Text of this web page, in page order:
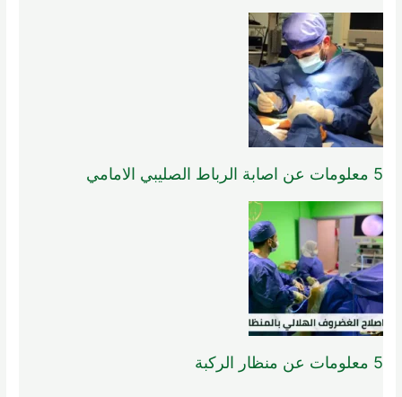
5 معلومات عن اصابة الرباط الصليبي الامامي
5 معلومات عن منظار الركبة